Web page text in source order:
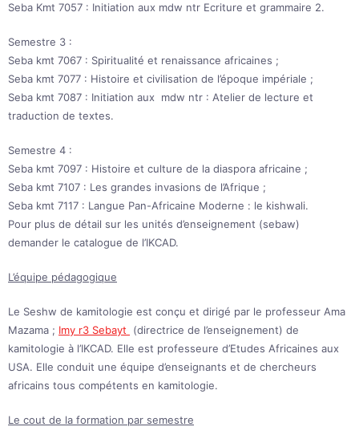
Seba Kmt 7057 : Initiation aux mdw ntr Ecriture et grammaire 2.
Semestre 3 :
Seba kmt 7067 : Spiritualité et renaissance africaines ;
Seba kmt 7077 : Histoire et civilisation de l’époque impériale ;
Seba kmt 7087 : Initiation aux mdw ntr : Atelier de lecture et
traduction de textes.
Semestre 4 :
Seba kmt 7097 : Histoire et culture de la diaspora africaine ;
Seba kmt 7107 : Les grandes invasions de l’Afrique ;
Seba kmt 7117 : Langue Pan-Africaine Moderne : le kishwali.
Pour plus de détail sur les unités d’enseignement (sebaw)
demander le catalogue de l’IKCAD.
L’équipe pédagogique
Le Seshw de kamitologie est conçu et dirigé par le professeur Ama
Mazama ; Imy r3 Sebayt
(directrice de l’enseignement) de
kamitologie à l’IKCAD. Elle est professeure d’Etudes Africaines aux
USA. Elle conduit une équipe d’enseignants et de chercheurs
africains tous compétents en kamitologie.
Le cout de la formation par semestre